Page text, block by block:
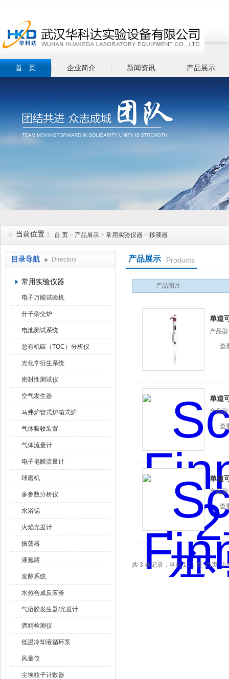
首 页 企业简介 新闻资讯 产品展示
当前位置： 首 页 > 产品展示 > 常用实验仪器 > 移液器
目录导航 Directory
常用实验仪器
电子万能试验机
分子杂交炉
电池测试系统
总有机碳（TOC）分析仪
光化学衍生系统
密封性测试仪
空气发生器
马弗炉管式炉箱式炉
气体吸收装置
气体流量计
电子皂膜流量计
球磨机
多参数分析仪
水浴锅
火焰光度计
振荡器
液氮罐
发酵系统
水热合成反应釜
气溶胶发生器/光度计
酒精检测仪
低温冷却液循环泵
风量仪
尘埃粒子计数器
产品展示 Products
产品图片
单道
产品
查
单道
产品
查
单道
产品
查
共 3 条记录，当前 1 / 1 页 首页